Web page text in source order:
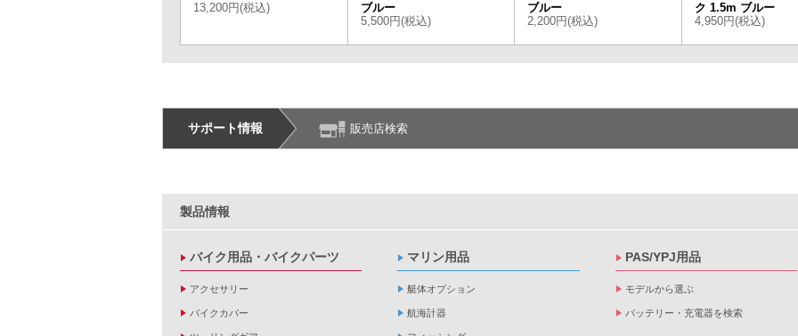
13,200円(税込)
ブルー
5,500円(税込)
ブルー
2,200円(税込)
ク 1.5m ブルー
4,950円(税込)
サポート情報 販売店検索
製品情報
バイク用品・バイクパーツ
アクセサリー
バイクカバー
マリン用品
艇体オプション
航海計器
PAS/YPJ用品
モデルから選ぶ
バッテリー・充電器を検索